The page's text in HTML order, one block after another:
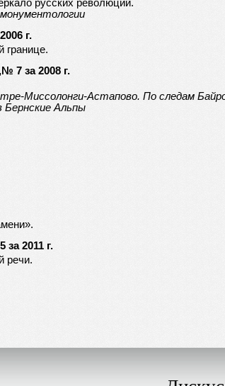
русских революций.
г.
границе.
7 за 2008 г.
Миссолонги-Астапово. По следам
Бернские Альпы
2011 г.
речи.